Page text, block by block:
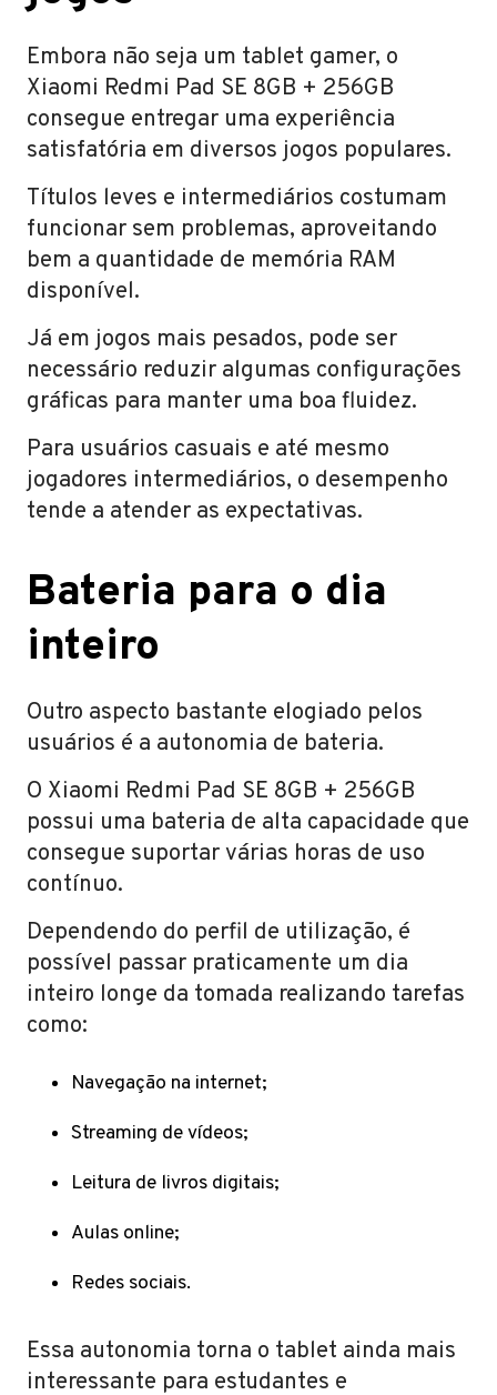
Embora não seja um tablet gamer, o
Xiaomi Redmi Pad SE 8GB + 256GB
consegue entregar uma experiência
satisfatória em diversos jogos populares.
Títulos leves e intermediários costumam
funcionar sem problemas, aproveitando
bem a quantidade de memória RAM
disponível.
Já em jogos mais pesados, pode ser
necessário reduzir algumas configurações
gráficas para manter uma boa fluidez.
Para usuários casuais e até mesmo
jogadores intermediários, o desempenho
tende a atender as expectativas.
Bateria para o dia
inteiro
Outro aspecto bastante elogiado pelos
usuários é a autonomia de bateria.
O Xiaomi Redmi Pad SE 8GB + 256GB
possui uma bateria de alta capacidade que
consegue suportar várias horas de uso
contínuo.
Dependendo do perfil de utilização, é
possível passar praticamente um dia
inteiro longe da tomada realizando tarefas
como:
Navegação na internet;
Streaming de vídeos;
Leitura de livros digitais;
Aulas online;
Redes sociais.
Essa autonomia torna o tablet ainda mais
interessante para estudantes e